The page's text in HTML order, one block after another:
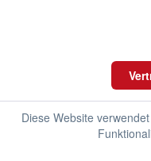
Diese Website